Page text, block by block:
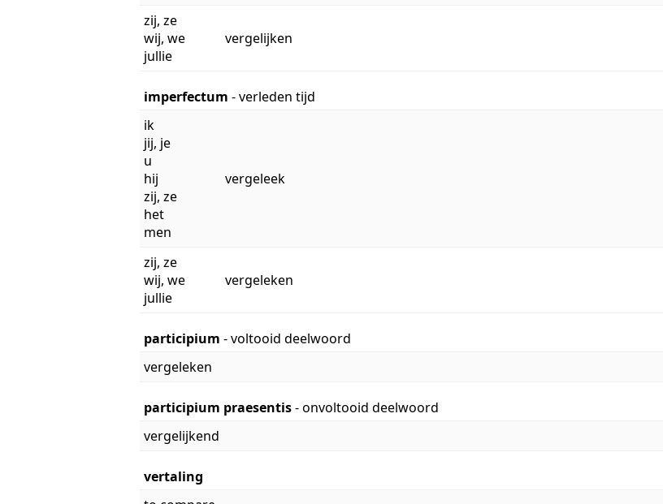
zij, ze
wij, we
jullie
vergelijken
imperfectum - verleden tijd
ik
jij, je
u
hij
zij, ze
het
men
vergeleek
zij, ze
wij, we
jullie
vergeleken
participium - voltooid deelwoord
vergeleken
participium praesentis- onvoltooid deelwoord
vergelijkend
vertaling